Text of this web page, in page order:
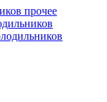
прочее